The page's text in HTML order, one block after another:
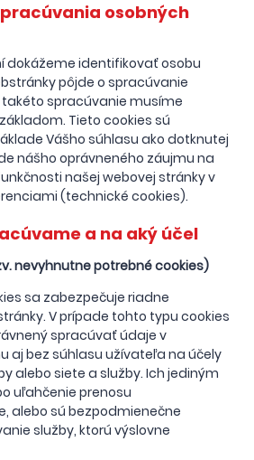
osobných
dokážeme identifikovať osobu
pôjde o spracúvanie
takéto spracúvanie musíme
Tieto cookies sú
Vášho súhlasu ako dotknutej
nášho oprávneného záujmu na
našej webovej stránky v
(technické cookies).
a na aký účel
nevyhnutne potrebné cookies)
sa zabezpečuje riadne
V prípade tohto typu cookies
spracúvať údaje v
aj bez súhlasu užívateľa na účely
alebo siete a služby. Ich jediným
uľahčenie prenosu
alebo sú bezpodmienečne
služby, ktorú výslovne